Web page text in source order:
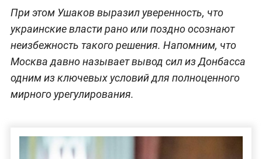
При этом Ушаков выразил уверенность, что
украинские власти рано или поздно осознают
неизбежность такого решения. Напомним, что
Москва давно называет вывод сил из Донбасса
одним из ключевых условий для полноценного
мирного урегулирования.